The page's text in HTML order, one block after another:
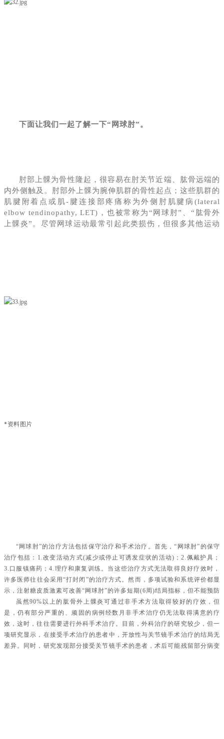
下面让我们一起了解一下“网球肘”。
肘部上髁为骨性隆起，很容易在肘关节近端、肱骨远端的
内外侧触及。肘部外上髁为腕伸肌群的骨性起点；这些肌群的
肌腱附着点或肌-腱连接部疼痛称为外侧肘肌腱病(lateral
elbow tendinopathy, LET)，也被常称为“网球肘”、“肱骨外
上髁炎”。尽管网球运动最常引起此类损伤，但很多其他运动
频繁的进行腕关节的屈伸、扭转等动作，疼痛无法得到缓解。
*资料图片
“网球肘”的治疗方法包括保守治疗和手术治疗。首先，“网球肘”的保守
治疗包括：1.改变活动方式(减少或停止可诱发症状的活动)；2.佩戴护具；
3.口服镇痛药；4.理疗和康复训练。当这些治疗方式无法取得良好疗效时，
许多医师往往会采用“打封闭”的治疗方式。然而，多项试验和系统评价都显
示，注射糖皮质激素可改善“网球肘”的许多短期(6周)结局指标，但不能预防
复发，并且可能导致长期结局更差。为暂时缓解严重症状，可进行单次注射
糖皮质激素治疗，但是，我们不提倡多次注射或长期注射糖皮质激素。
虽然90%以上的肱骨外上髁炎可通过非手术方法取得较好的疗效，但
是，仍有部分严重的、顽固的病例经数月非手术治疗仍无法取得满意的疗
效，这时，往往需要进行外科手术治疗。目前，外科治疗的研究较少，但一
项研究显示，在接受手术治疗的患者中，开放性与关节镜手术治疗的结局无
差异。同时，研究发现部分接受关节镜手术的患者，术后可能残留部分病变